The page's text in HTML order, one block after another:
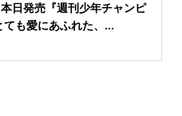
日発売『週刊少年チャンピ
も愛にあふれた、...